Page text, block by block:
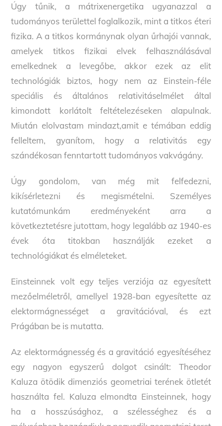
Úgy tűnik, a mátrixenergetika ugyanazzal a
tudományos területtel foglalkozik, mint a titkos éteri
fizika. A a titkos kormánynak olyan űrhajói vannak,
amelyek titkos fizikai elvek felhasználásával
emelkednek a levegőbe, akkor ezek az elit
technológiák biztos, hogy nem az Einstein-féle
speciális és általános relativitáselmélet által
kimondott korlátolt feltételezéseken alapulnak.
Miután elolvastam mindazt,amit e témában eddig
felleltem, gyanítom, hogy a relativitás egy
szándékosan fenntartott tudományos vakvágány.
Úgy gondolom, van még mit felfedezni,
kikísérletezni és megismételni. Személyes
kutatómunkám eredményeként arra a
következtetésre jutottam, hogy legalább az 1940-es
évek óta titokban használják ezeket a
technológiákat és elméleteket.
Einsteinnek volt egy teljes verziója az egyesített
mezőelméletről, amellyel 1928-ban egyesítette az
elektormágnességet a gravitációval, és ezt
Prágában be is mutatta.
Az elektormágnesség és a gravitáció egyesítéséhez
egy nagyon egyszerű dolgot csinált: Theodor
Kaluza ötödik dimenziós geometriai terének ötletét
használta fel. Kaluza elmondta Einsteinnek, hogy
ha a hosszúsághoz, a szélességhez és a